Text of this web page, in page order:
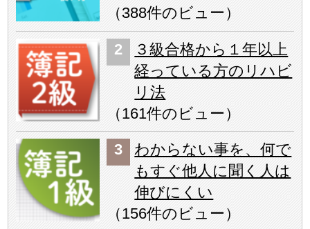
（388件のビュー ）
３級合格から１年以上
経っている方のリハビ
リ法
（161件のビュー ）
わからない事を、何で
もすぐ他人に聞く人は
伸びにくい
（156件のビュー ）